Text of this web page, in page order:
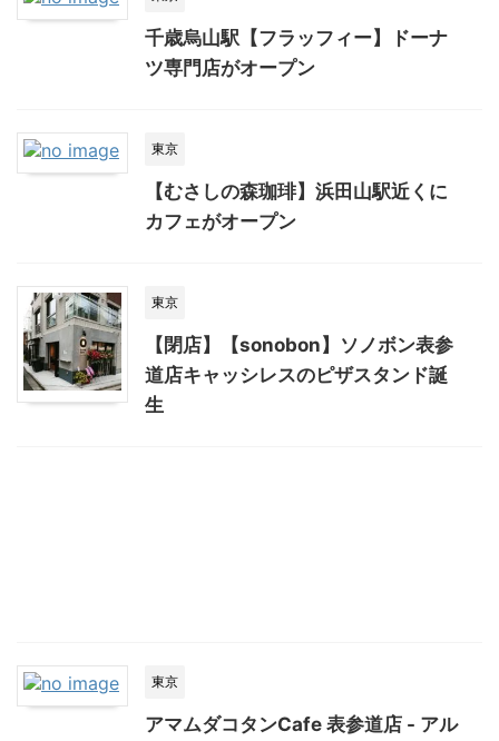
千歳烏山駅【フラッフィー】ドーナ
ツ専門店がオープン
東京
【むさしの森珈琲】浜田山駅近くに
カフェがオープン
東京
【閉店】【sonobon】ソノボン表参
道店キャッシレスのピザスタンド誕
生
東京
アマムダコタンCafe 表参道店 - アル